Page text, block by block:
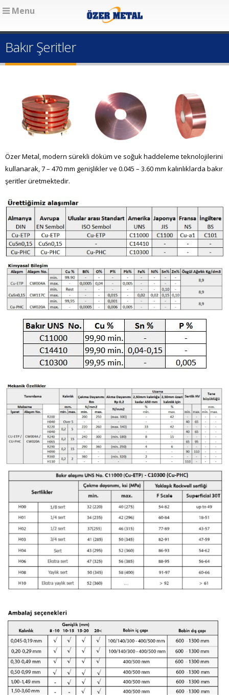
Menu
Bakır Şeritler
Özer Metal, modern sürekli döküm ve soğuk haddeleme teknolojilerini
kullanarak, 7 – 470 mm genişlikler ve 0.045 – 3.60 mm kalınlıklarda bakır
şeritler üretmektedir.